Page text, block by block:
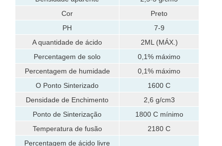
Cor
Preto
PH
7-9
A quantidade de ácido
2ML (MÁX.)
Percentagem de solo
0,1% máximo
Percentagem de humidade
0,1% máximo
O Ponto Sinterizado
1600 C
Densidade de Enchimento
2,6 g/cm3
Ponto de Sinterização
1800 C mínimo
Temperatura de fusão
2180 C
Percentagem de ácido livre